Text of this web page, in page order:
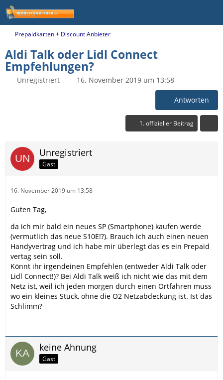
Prepaidkarten + Discount Anbieter
Aldi Talk oder Lidl Connect
Empfehlungen?
Unregistriert 16. November 2019 um 13:58
Antworten
1. offizieller Beitrag
Unregistriert
Gast
16. November 2019 um 13:58
Guten Tag,
da ich mir bald ein neues SP (Smartphone) kaufen werde
(vermutlich das neue S10E!?). Brauch ich auch einen neuen
Handyvertrag und ich habe mir überlegt das es ein Prepaid
vertag sein soll.
Könnt ihr irgendeinen Empfehlen (entweder Aldi Talk oder
Lidl Connect!)? Bei Aldi Talk weiß ich nicht wie das mit dem
Netz ist, weil ich jeden morgen durch einen Ortfahren muss
wo ein kleines Stück, ohne die O2 Netzabdeckung ist. Ist das
Schlimm?
keine Ahnung
Gast